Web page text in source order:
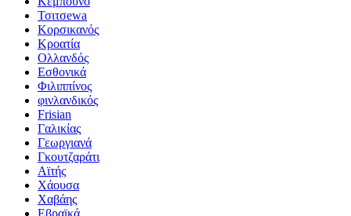
Τσιτσewa
Κορσικανός
Κροατία
Ολλανδός
Εσθονικά
Φιλιππίνος
φινλανδικός
Frisian
Γαλικίας
Γεωργιανά
Γκουτζαράτι
Αϊτής
Χάουσα
Χαβάης
Εβραϊκά